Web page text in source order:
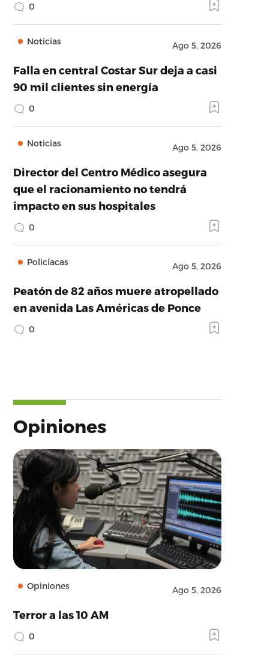
0
Noticias Ago 5, 2026
Falla en central Costar Sur deja a casi
90 mil clientes sin energía
0
Noticias Ago 5, 2026
Director del Centro Médico asegura
que el racionamiento no tendrá
impacto en sus hospitales
0
Policíacas Ago 5, 2026
Peatón de 82 años muere atropellado
en avenida Las Américas de Ponce
0
Opiniones
Opiniones Ago 5, 2026
Terror a las 10 AM
0